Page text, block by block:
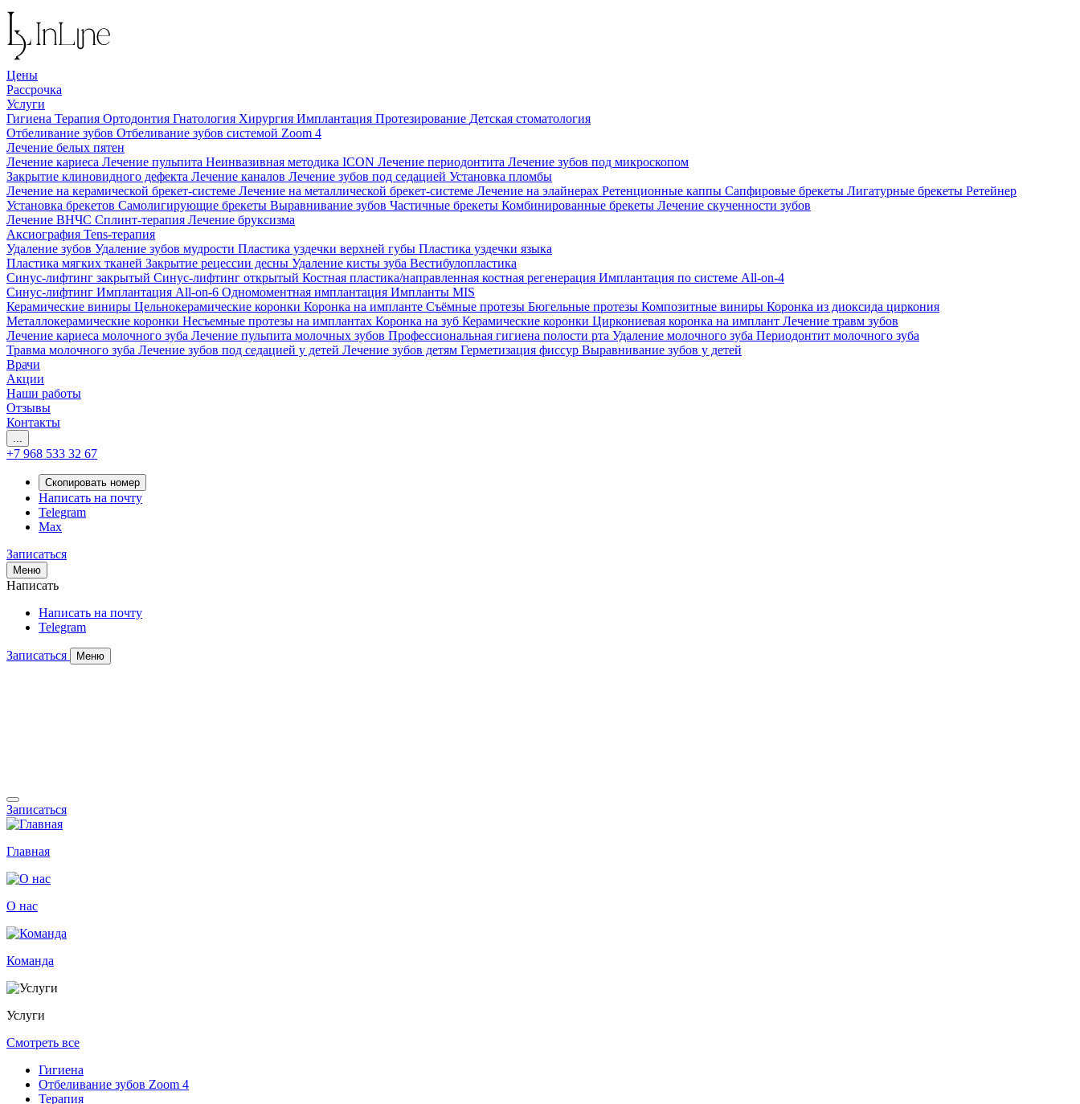
Цены
Рассрочка
Услуги
Гигиена Терапия Ортодонтия Гнатология Хирургия Имплантация Протезирование Детская стоматология
Отбеливание зубов Отбеливание зубов системой Zoom 4
Лечение белых пятен
Лечение кариеса Лечение пульпита Неинвазивная методика ICON Лечение периодонтита Лечение зубов под микроскопом
Закрытие клиновидного дефекта Лечение каналов Лечение зубов под седацией Установка пломбы
Лечение на керамической брекет-системе Лечение на металлической брекет-системе Лечение на элайнерах Ретенционные каппы Сапфировые брекеты Лигатурные брекеты Ретейнер
Установка брекетов Самолигирующие брекеты Выравнивание зубов Частичные брекеты Комбинированные брекеты Лечение скученности зубов
Лечение ВНЧС Сплинт-терапия Лечение бруксизма
Аксиография Tens-терапия
Удаление зубов Удаление зубов мудрости Пластика уздечки верхней губы Пластика уздечки языка
Пластика мягких тканей Закрытие рецессии десны Удаление кисты зуба Вестибулопластика
Синус-лифтинг закрытый Синус-лифтинг открытый Костная пластика/направленная костная регенерация Имплантация по системе All-on-4
Синус-лифтинг Имплантация All-on-6 Одномоментная имплантация Импланты MIS
Керамические виниры Цельнокерамические коронки Коронка на импланте Съёмные протезы Бюгельные протезы Композитные виниры Коронка из диоксида циркония
Металлокерамические коронки Несъемные протезы на имплантах Коронка на зуб Керамические коронки Циркониевая коронка на имплант Лечение травм зубов
Лечение кариеса молочного зуба Лечение пульпита молочных зубов Профессиональная гигиена полости рта Удаление молочного зуба Периодонтит молочного зуба
Травма молочного зуба Лечение зубов под седацией у детей Лечение зубов детям Герметизация фиссур Выравнивание зубов у детей
Врачи
Акции
Наши работы
Отзывы
Контакты
...
+7 968 533 32 67
Скопировать номер
Написать на почту
Telegram
Max
Записаться
Меню
Написать
Написать на почту
Telegram
Записаться Меню
Записаться
Главная
О нас
Команда
Услуги
Смотреть все
Гигиена
Отбеливание зубов Zoom 4
Терапия